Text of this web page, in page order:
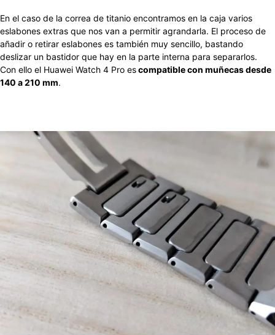
En el caso de la correa de titanio encontramos en la caja varios
eslabones extras que nos van a permitir agrandarla. El proceso de
añadir o retirar eslabones es también muy sencillo, bastando
deslizar un bastidor que hay en la parte interna para separarlos.
Con ello el Huawei Watch 4 Pro escompatible con muñecas desde
140 a 210 mm.